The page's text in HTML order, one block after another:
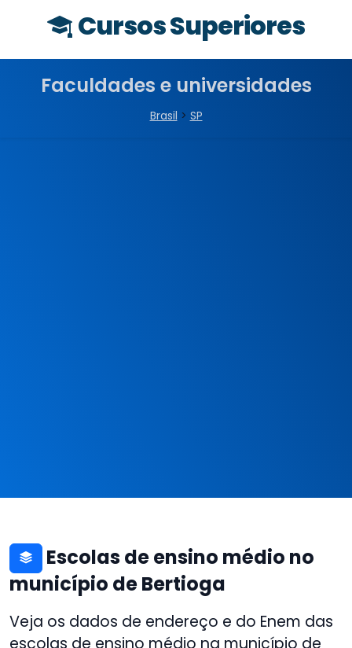
Cursos Superiores
Faculdades e universidades
Brasil > SP
Escolas de ensino médio no
município de Bertioga
Veja os dados de endereço e do Enem das
escolas de ensino médio na município de